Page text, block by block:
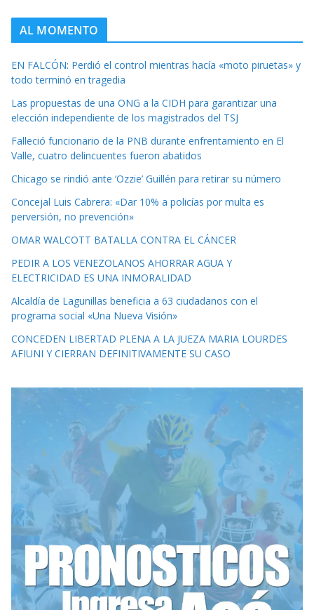
AL MOMENTO
EN FALCÓN: Perdió el control mientras hacía «moto piruetas» y
todo terminó en tragedia
Las propuestas de una ONG a la CIDH para garantizar una
elección independiente de los magistrados del TSJ
Falleció funcionario de la PNB durante enfrentamiento en El
Valle, cuatro delincuentes fueron abatidos
Chicago se rindió ante ‘Ozzie’ Guillén para retirar su número
Concejal Luis Cabrera: «Dar 10% a policías por multa es
perversión, no prevención»
OMAR WALCOTT BATALLA CONTRA EL CÁNCER
PEDIR A LOS VENEZOLANOS AHORRAR AGUA Y
ELECTRICIDAD ES UNA INMORALIDAD
Alcaldía de Lagunillas beneficia a 63 ciudadanos con el
programa social «Una Nueva Visión»
CONCEDEN LIBERTAD PLENA A LA JUEZA MARIA LOURDES
AFIUNI Y CIERRAN DEFINITIVAMENTE SU CASO